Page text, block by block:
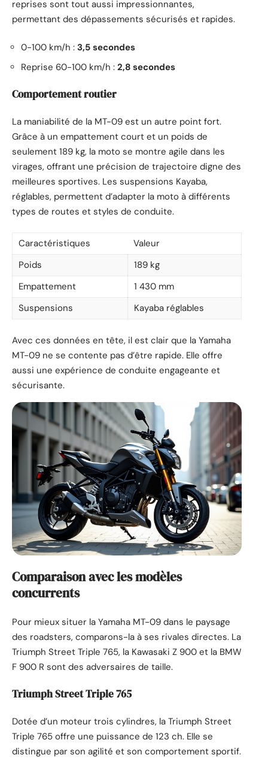
reprises sont tout aussi impressionnantes,
permettant des dépassements sécurisés et rapides.
0-100 km/h : 3,5 secondes
Reprise 60-100 km/h : 2,8 secondes
Comportement routier
La maniabilité de la MT-09 est un autre point fort.
Grâce à un empattement court et un poids de
seulement 189 kg, la moto se montre agile dans les
virages, offrant une précision de trajectoire digne des
meilleures sportives. Les suspensions Kayaba,
réglables, permettent d’adapter la moto à différents
types de routes et styles de conduite.
Caractéristiques
Valeur
Poids
189 kg
Empattement
1 430 mm
Suspensions
Kayaba réglables
Avec ces données en tête, il est clair que la Yamaha
MT-09 ne se contente pas d’être rapide. Elle offre
aussi une expérience de conduite engageante et
sécurisante.
Comparaison avec les modèles
concurrents
Pour mieux situer la Yamaha MT-09 dans le paysage
des roadsters, comparons-la à ses rivales directes. La
Triumph Street Triple 765, la Kawasaki Z 900 et la BMW
F 900 R sont des adversaires de taille.
Triumph Street Triple 765
Dotée d’un moteur trois cylindres, la Triumph Street
Triple 765 offre une puissance de 123 ch. Elle se
distingue par son agilité et son comportement sportif.